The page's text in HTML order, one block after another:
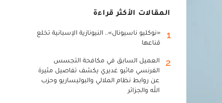
المقالات الأكثر قراءة
1
«نوكليو ناسيونال».. النيونازية الإسبانية تخلع
قناعها
2
العميل السابق في مكافحة التجسس
الفرنسي ماثيو غديري يكشف تفاصيل مثيرة
عن روابط نظام الملالي والبوليساريو وحزب
الله والجزائر